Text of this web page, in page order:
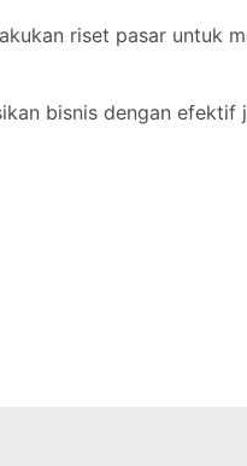
riset pasar untuk
bisnis dengan efektif